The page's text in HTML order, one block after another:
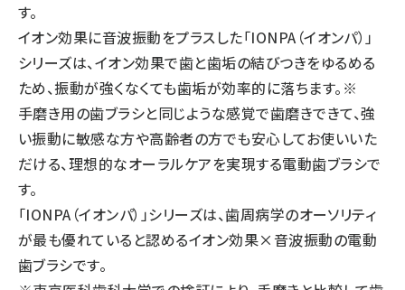
す。
イオン効果に音波振動をプラスした「IONPA（イオンパ）」
シリーズは、イオン効果で歯と歯垢の結びつきをゆるめる
ため、振動が強くなくても歯垢が効率的に落ちます。※
手磨き用の歯ブラシと同じような感覚で歯磨きできて、強
い振動に敏感な方や高齢者の方でも安心してお使いいた
だける、理想的なオーラルケアを実現する電動歯ブラシで
す。
「IONPA（イオンパ）」シリーズは、歯周病学のオーソリティ
が最も優れていると認めるイオン効果×音波振動の電動
歯ブラシです。